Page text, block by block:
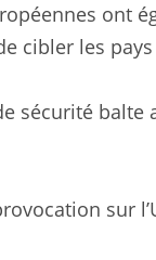
ont
cibler les
sécurité
sur